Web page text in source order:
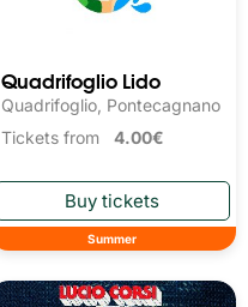
Quadrifoglio Lido
Quadrifoglio, Pontecagnano
Tickets from 4.00€
Summer